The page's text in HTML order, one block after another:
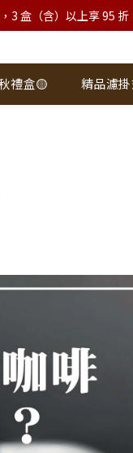
3 盒（含）以上享 95
禮盒🟡 精品濾